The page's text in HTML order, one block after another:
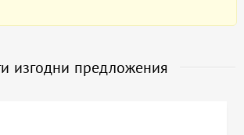
изгодни предложения